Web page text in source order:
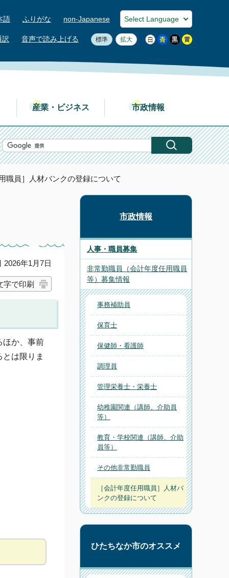
語 ふりがな non-Japanese
訳 音声で読み上げる 標準 拡大
産業・ビジネス 市政情報
職員］人材バンクの登録について
年1月7日
字で印刷
ほか、事前
は限りま
市政情報
人事・職員募集
非常勤職員（会計年度任用職員
等）募集情報
事務補助員
保育士
保健師・看護師
調理員
管理栄養士・栄養士
幼稚園関連（講師、介助員
等）
教育・学校関連（講師、介助
員等）
その他非常勤職員
［会計年度任用職員］人材バ
ンクの登録について
ひたちなか市のオススメ